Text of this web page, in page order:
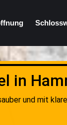
in
und mit